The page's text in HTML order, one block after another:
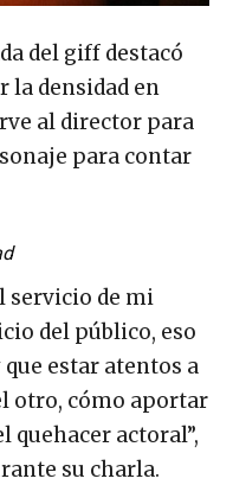
del giff destacó
la densidad en
al director para
para contar
servicio de mi
del público, eso
estar atentos a
otro, cómo aportar
quehacer actoral”,
su charla.